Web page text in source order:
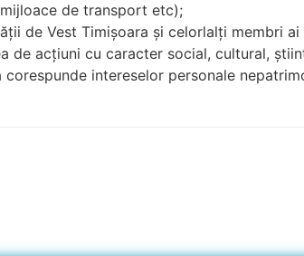
de transport etc);
de Vest Timişoara şi celorlalţi membri
de acţiuni cu caracter social, cultural,
intereselor personale